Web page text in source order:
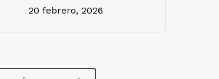
20 febrero, 2026